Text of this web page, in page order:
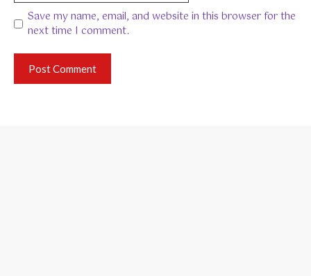
Save my name, email, and website in this browser for the
next time I comment.